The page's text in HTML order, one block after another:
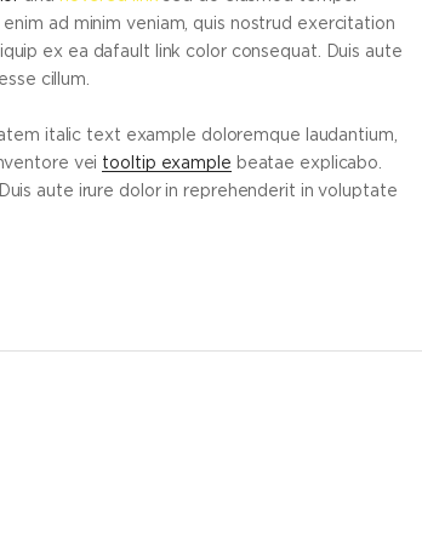
ad minim veniam, quis nostrud exercitation
ex ea dafault link color consequat. Duis aute
cillum.
italic text example doloremque laudantium,
vei tooltip example beatae explicabo.
aute irure dolor in reprehenderit in voluptate